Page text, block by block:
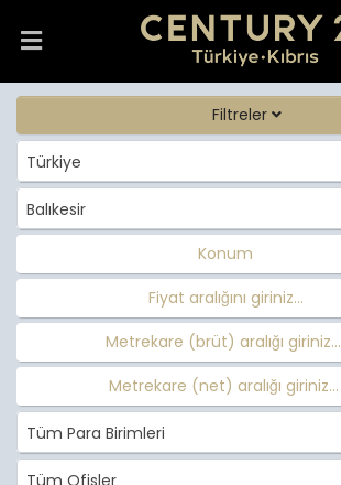
Filtreler
Türkiye
Balıkesir
Konum
Fiyat aralığını giriniz...
Metrekare (brüt) aralığı giriniz...
Metrekare (net) aralığı giriniz...
Tüm Para Birimleri
Tüm Ofisler